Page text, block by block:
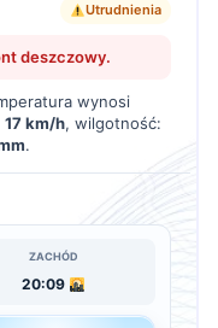
Utrudnienia
deszczowy.
wynosi
17 km/h, wilgotność:
.
ZACHÓD
20:09